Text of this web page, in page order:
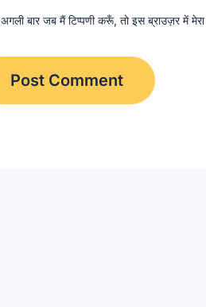
अगली बार जब मैं टिप्पणी करूँ, तो इस ब्राउज़र में